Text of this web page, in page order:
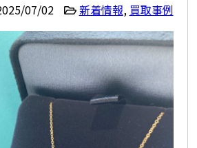
07/02 新着情報, 買取事例